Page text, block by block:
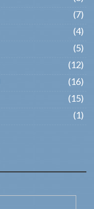
(7)
(4)
(5)
(12)
(16)
(15)
(1)